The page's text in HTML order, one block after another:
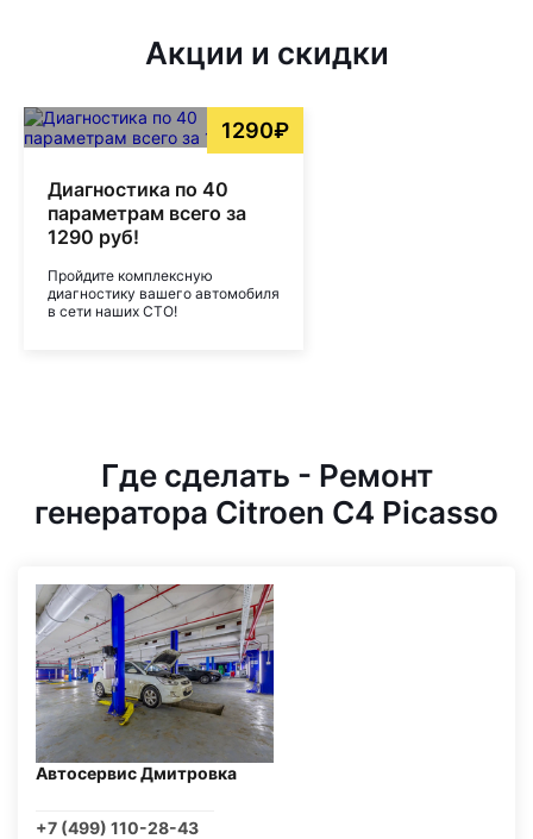
Акции и скидки
1290₽
Диагностика по 40
параметрам всего за
1290 руб!
Пройдите комплексную
диагностику вашего автомобиля
в сети наших СТО!
Где сделать - Ремонт
генератора Citroen C4 Picasso
Автосервис Дмитровка
+7 (499) 110-28-43